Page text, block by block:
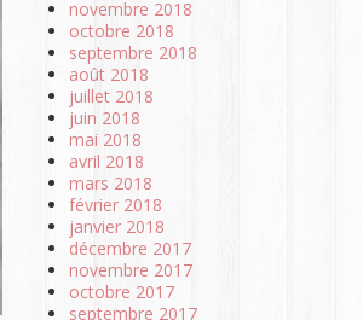
novembre 2018
octobre 2018
septembre 2018
août 2018
juillet 2018
juin 2018
mai 2018
avril 2018
mars 2018
février 2018
janvier 2018
décembre 2017
novembre 2017
octobre 2017
septembre 2017